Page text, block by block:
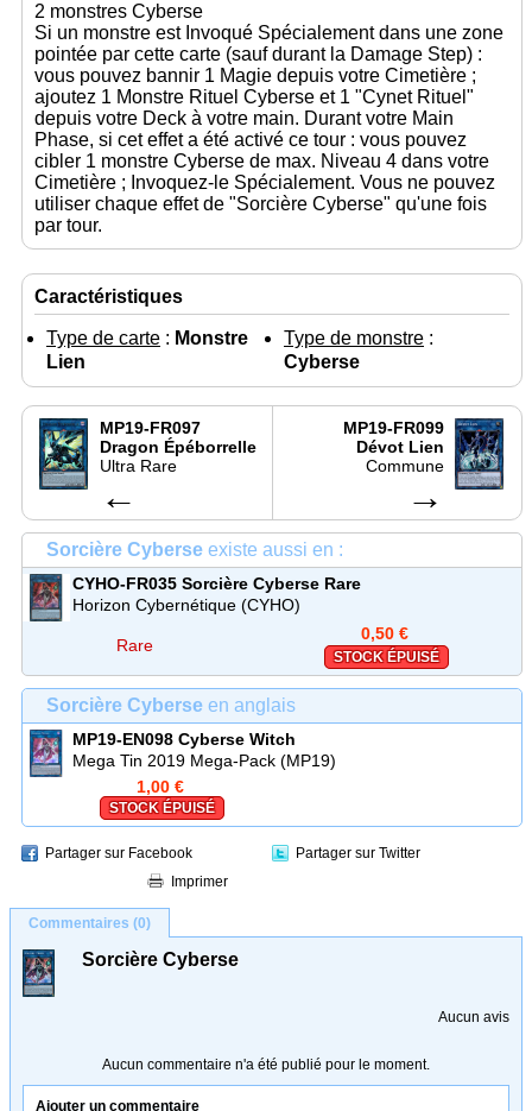
2 monstres Cyberse
Si un monstre est Invoqué Spécialement dans une zone
pointée par cette carte (sauf durant la Damage Step) :
vous pouvez bannir 1 Magie depuis votre Cimetière ;
ajoutez 1 Monstre Rituel Cyberse et 1 "Cynet Rituel"
depuis votre Deck à votre main. Durant votre Main
Phase, si cet effet a été activé ce tour : vous pouvez
cibler 1 monstre Cyberse de max. Niveau 4 dans votre
Cimetière ; Invoquez-le Spécialement. Vous ne pouvez
utiliser chaque effet de "Sorcière Cyberse" qu'une fois
par tour.
Caractéristiques
Type de carte : Monstre
Lien
Type de monstre :
Cyberse
MP19-FR097
Dragon Épéborrelle
Ultra Rare
←
MP19-FR099
Dévot Lien
Commune
→
Sorcière Cyberse existe aussi en :
CYHO-FR035 Sorcière Cyberse Rare
Horizon Cybernétique (CYHO)
Rare
0,50 €
STOCK ÉPUISÉ
Sorcière Cyberse en anglais
MP19-EN098 Cyberse Witch
Mega Tin 2019 Mega-Pack (MP19)
1,00 €
STOCK ÉPUISÉ
Partager sur Facebook
Partager sur Twitter
Imprimer
Commentaires (0)
Sorcière Cyberse
Aucun avis
Aucun commentaire n'a été publié pour le moment.
Ajouter un commentaire